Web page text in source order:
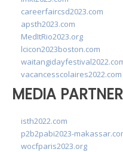
careerfaircsd2023.com
apsth2023.com
MedItRio2023.org
lcicon2023boston.com
vacancesscolaires2022.com
MEDIA
isth2022.com
p2b2pabi2023-
wocfparis2023.org